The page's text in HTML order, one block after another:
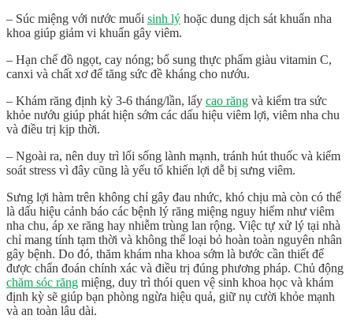
– Súc miệng với nước muối sinh lý hoặc dung dịch sát khuẩn nha
khoa giúp giảm vi khuẩn gây viêm.
– Hạn chế đồ ngọt, cay nóng; bổ sung thực phẩm giàu vitamin C,
canxi và chất xơ để tăng sức đề kháng cho nướu.
– Khám răng định kỳ 3-6 tháng/lần, lấy cao răng và kiểm tra sức
khỏe nướu giúp phát hiện sớm các dấu hiệu viêm lợi, viêm nha chu
và điều trị kịp thời.
– Ngoài ra, nên duy trì lối sống lành mạnh, tránh hút thuốc và kiểm
soát stress vì đây cũng là yếu tố khiến lợi dễ bị sưng viêm.
Sưng lợi hàm trên không chỉ gây đau nhức, khó chịu mà còn có thể
là dấu hiệu cảnh báo các bệnh lý răng miệng nguy hiểm như viêm
nha chu, áp xe răng hay nhiễm trùng lan rộng. Việc tự xử lý tại nhà
chỉ mang tính tạm thời và không thể loại bỏ hoàn toàn nguyên nhân
gây bệnh. Do đó, thăm khám nha khoa sớm là bước cần thiết để
được chẩn đoán chính xác và điều trị đúng phương pháp. Chủ động
chăm sóc răng miệng, duy trì thói quen vệ sinh khoa học và khám
định kỳ sẽ giúp bạn phòng ngừa hiệu quả, giữ nụ cười khỏe mạnh
và an toàn lâu dài.